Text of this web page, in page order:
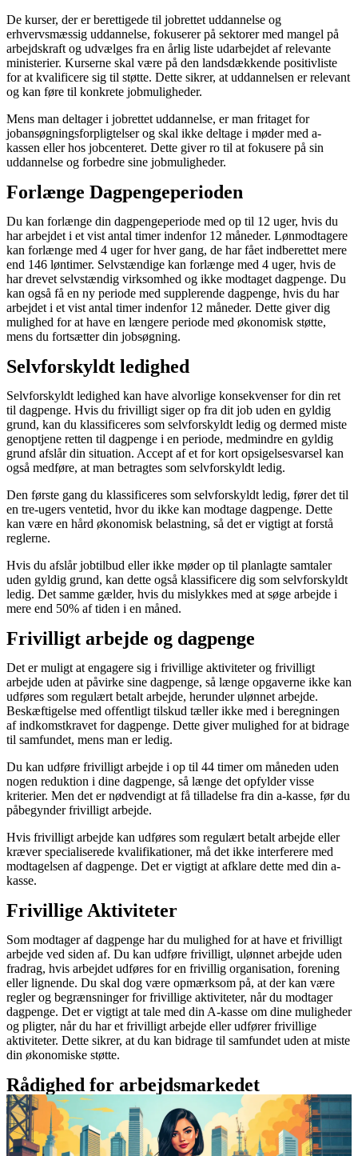
De kurser, der er berettigede til jobrettet uddannelse og
erhvervsmæssig uddannelse, fokuserer på sektorer med mangel på
arbejdskraft og udvælges fra en årlig liste udarbejdet af relevante
ministerier. Kurserne skal være på den landsdækkende positivliste
for at kvalificere sig til støtte. Dette sikrer, at uddannelsen er relevant
og kan føre til konkrete jobmuligheder.
Mens man deltager i jobrettet uddannelse, er man fritaget for
jobansøgningsforpligtelser og skal ikke deltage i møder med a-
kassen eller hos jobcenteret. Dette giver ro til at fokusere på sin
uddannelse og forbedre sine jobmuligheder.
Forlænge Dagpengeperioden
Du kan forlænge din dagpengeperiode med op til 12 uger, hvis du
har arbejdet i et vist antal timer indenfor 12 måneder. Lønmodtagere
kan forlænge med 4 uger for hver gang, de har fået indberettet mere
end 146 løntimer. Selvstændige kan forlænge med 4 uger, hvis de
har drevet selvstændig virksomhed og ikke modtaget dagpenge. Du
kan også få en ny periode med supplerende dagpenge, hvis du har
arbejdet i et vist antal timer indenfor 12 måneder. Dette giver dig
mulighed for at have en længere periode med økonomisk støtte,
mens du fortsætter din jobsøgning.
Selvforskyldt ledighed
Selvforskyldt ledighed kan have alvorlige konsekvenser for din ret
til dagpenge. Hvis du frivilligt siger op fra dit job uden en gyldig
grund, kan du klassificeres som selvforskyldt ledig og dermed miste
genoptjene retten til dagpenge i en periode, medmindre en gyldig
grund afslår din situation. Accept af et for kort opsigelsesvarsel kan
også medføre, at man betragtes som selvforskyldt ledig.
Den første gang du klassificeres som selvforskyldt ledig, fører det til
en tre-ugers ventetid, hvor du ikke kan modtage dagpenge. Dette
kan være en hård økonomisk belastning, så det er vigtigt at forstå
reglerne.
Hvis du afslår jobtilbud eller ikke møder op til planlagte samtaler
uden gyldig grund, kan dette også klassificere dig som selvforskyldt
ledig. Det samme gælder, hvis du mislykkes med at søge arbejde i
mere end 50% af tiden i en måned.
Frivilligt arbejde og dagpenge
Det er muligt at engagere sig i frivillige aktiviteter og frivilligt
arbejde uden at påvirke sine dagpenge, så længe opgaverne ikke kan
udføres som regulært betalt arbejde, herunder ulønnet arbejde.
Beskæftigelse med offentligt tilskud tæller ikke med i beregningen
af indkomstkravet for dagpenge. Dette giver mulighed for at bidrage
til samfundet, mens man er ledig.
Du kan udføre frivilligt arbejde i op til 44 timer om måneden uden
nogen reduktion i dine dagpenge, så længe det opfylder visse
kriterier. Men det er nødvendigt at få tilladelse fra din a-kasse, før du
påbegynder frivilligt arbejde.
Hvis frivilligt arbejde kan udføres som regulært betalt arbejde eller
kræver specialiserede kvalifikationer, må det ikke interferere med
modtagelsen af dagpenge. Det er vigtigt at afklare dette med din a-
kasse.
Frivillige Aktiviteter
Som modtager af dagpenge har du mulighed for at have et frivilligt
arbejde ved siden af. Du kan udføre frivilligt, ulønnet arbejde uden
fradrag, hvis arbejdet udføres for en frivillig organisation, forening
eller lignende. Du skal dog være opmærksom på, at der kan være
regler og begrænsninger for frivillige aktiviteter, når du modtager
dagpenge. Det er vigtigt at tale med din A-kasse om dine muligheder
og pligter, når du har et frivilligt arbejde eller udfører frivillige
aktiviteter. Dette sikrer, at du kan bidrage til samfundet uden at miste
din økonomiske støtte.
Rådighed for arbejdsmarkedet